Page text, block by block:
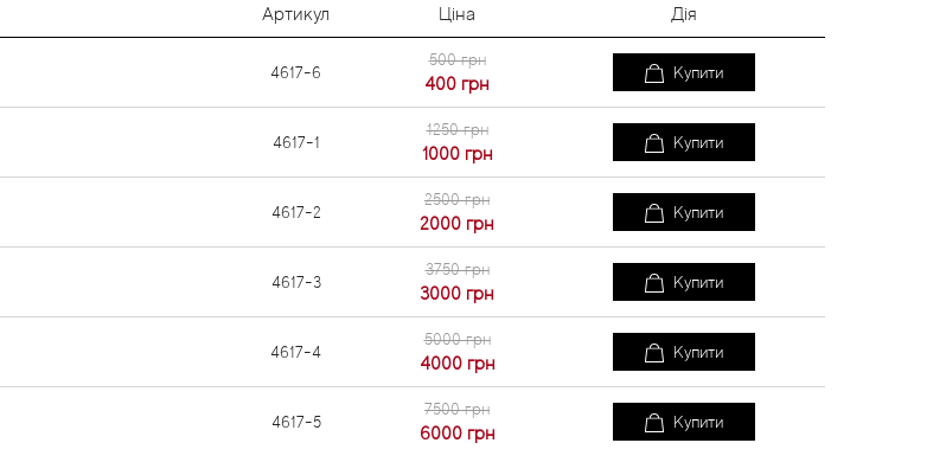
Артикул Ціна Дія
4617-6
500 грн
400 грн
Купити
4617-1
1250 грн
1000 грн
Купити
4617-2
2500 грн
2000 грн
Купити
4617-3
3750 грн
3000 грн
Купити
4617-4
5000 грн
4000 грн
Купити
4617-5
7500 грн
6000 грн
Купити